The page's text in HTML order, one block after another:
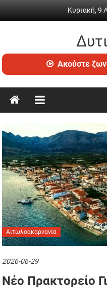
Κυριακή, 9
Ραδιόφωνο
•
ενημέρωση
Ακούστε
Αιτωλοακαρνανία
2026-06-29
Νέο Πρακτορείο